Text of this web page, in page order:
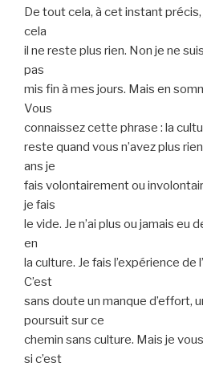
De tout cela, à cet instant
cela
il ne reste plus rien. Non je ne
pas
mis fin à mes jours. Mais en
Vous
connaissez cette phrase : la
reste quand vous n’avez plus
ans je
fais volontairement ou
je fais
le vide. Je n’ai plus ou jamais eu
en
la culture. Je fais l’expérience de
C’est
sans doute un manque d’effort,
poursuit sur ce
chemin sans culture. Mais je
si c’est